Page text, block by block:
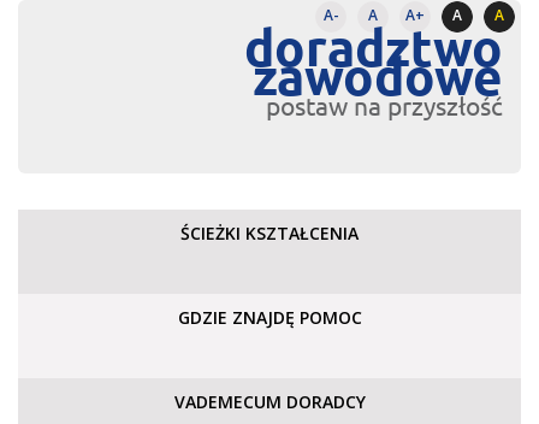
A- A A+ A A
doradztwo
zawodowe
postaw na przyszłość
ŚCIEŻKI KSZTAŁCENIA
GDZIE ZNAJDĘ POMOC
VADEMECUM DORADCY